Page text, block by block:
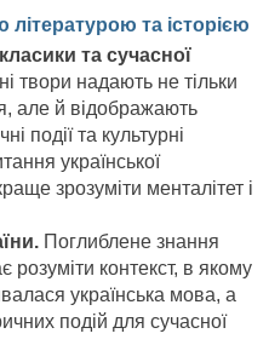
та історією
та сучасної
твори надають не тільки
але й відображають
події та культурні
української
зрозуміти менталітет і
Поглиблене знання
розуміти контекст, в якому
українська мова, а
подій для сучасної